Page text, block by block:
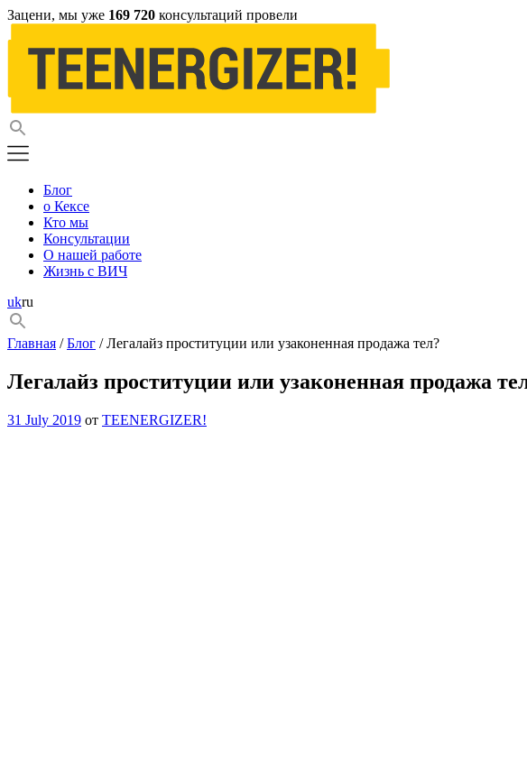
Зацени, мы уже 169 720 консультаций провели
Блог
о Кексе
Кто мы
Консультации
О нашей работе
Жизнь с ВИЧ
ukru
Главная /Блог / Легалайз проституции или узаконенная продажа тел?
Легалайз проституции или узаконенная продажа
31 July 2019 от TEENERGIZER!